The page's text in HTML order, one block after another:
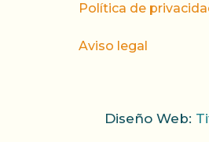
Política de
Aviso legal
Diseño Web: